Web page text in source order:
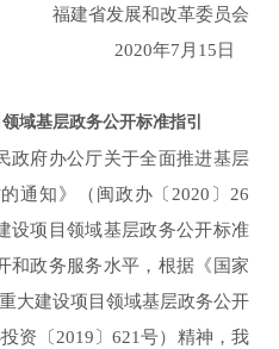
福建省发展和改革委员会
2020年7月15日
域基层政务公开标准指引
府办公厅关于全面推进基层
通知》（闽政办〔2020〕26
设项目领域基层政务公开标准
和政务服务水平，根据《国家
大建设项目领域基层政务公开
资〔2019〕621号）精神，我